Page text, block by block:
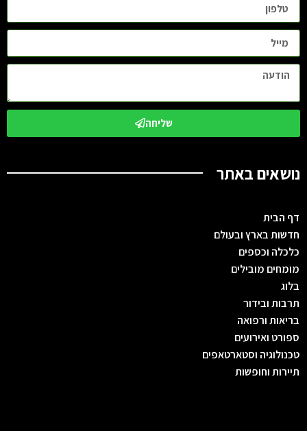
שליחה
נושאים באתר
דף הבית
חדשות בארץ ובעולם
כלכלה וכספים
מומחים מובילים
בלוג
תרבות ובידור
בריאות ורפואה
ספורט ואירועים
טכנולוגיה וסטארטאפים
תיירות וחופשות